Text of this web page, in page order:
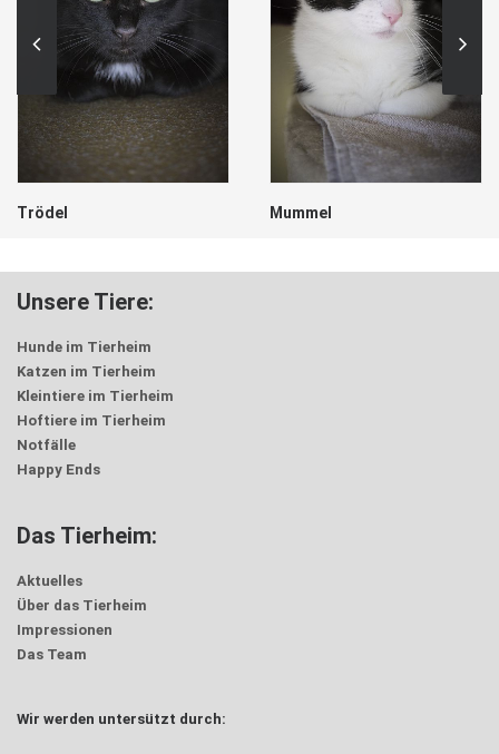
Trödel Mummel
Unsere Tiere:
Hunde im Tierheim
Katzen im Tierheim
Kleintiere im Tierheim
Hoftiere im Tierheim
Notfälle
Happy Ends
Das Tierheim:
Aktuelles
Über das Tierheim
Impressionen
Das Team
Wir werden untersützt durch: